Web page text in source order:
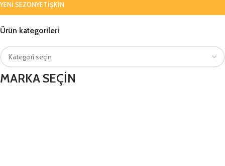
YENI SEZONYETIŞKIN
Ürün kategorileri
MARKA SEÇİN